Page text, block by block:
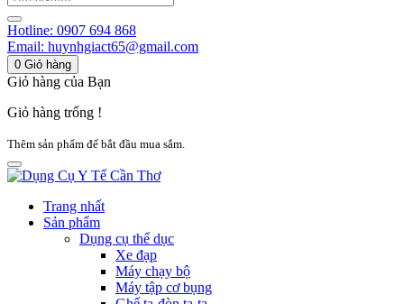
Hotline: 0907 694 868
Email: huynhgiact65@gmail.com
0 Giỏ hàng
Giỏ hàng của Bạn
Giỏ hàng trống !
Thêm sản phẩm để bắt đầu mua sắm.
Trang nhất
Sản phẩm
Dụng cụ thể dục
Xe đạp
Máy chạy bộ
Máy tập cơ bụng